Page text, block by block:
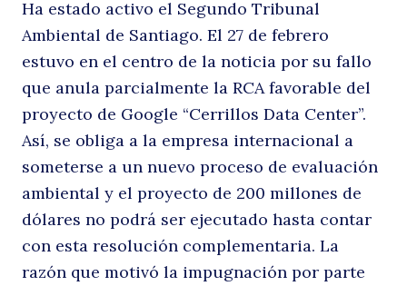
Ha estado activo el Segundo Tribunal
Ambiental de Santiago. El 27 de febrero
estuvo en el centro de la noticia por su fallo
que anula parcialmente la RCA favorable del
proyecto de Google “Cerrillos Data Center”.
Así, se obliga a la empresa internacional a
someterse a un nuevo proceso de evaluación
ambiental y el proyecto de 200 millones de
dólares no podrá ser ejecutado hasta contar
con esta resolución complementaria. La
razón que motivó la impugnación por parte